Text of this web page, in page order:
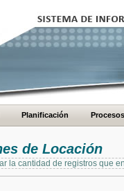
Planificación Procesos
de Locación
la cantidad de registros que